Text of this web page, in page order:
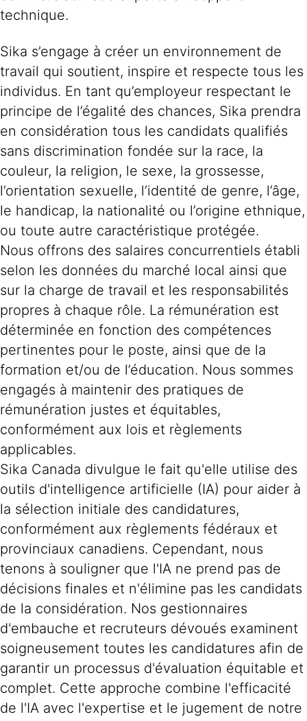
technique.
Sika s’engage à créer un environnement de
travail qui soutient, inspire et respecte tous les
individus. En tant qu’employeur respectant le
principe de l’égalité des chances, Sika prendra
en considération tous les candidats qualifiés
sans discrimination fondée sur la race, la
couleur, la religion, le sexe, la grossesse,
l’orientation sexuelle, l’identité de genre, l’âge,
le handicap, la nationalité ou l’origine ethnique,
ou toute autre caractéristique protégée.
Nous offrons des salaires concurrentiels établi
selon les données du marché local ainsi que
sur la charge de travail et les responsabilités
propres à chaque rôle. La rémunération est
déterminée en fonction des compétences
pertinentes pour le poste, ainsi que de la
formation et/ou de l’éducation. Nous sommes
engagés à maintenir des pratiques de
rémunération justes et équitables,
conformément aux lois et règlements
applicables.
Sika Canada divulgue le fait qu'elle utilise des
outils d'intelligence artificielle (IA) pour aider à
la sélection initiale des candidatures,
conformément aux règlements fédéraux et
provinciaux canadiens. Cependant, nous
tenons à souligner que l'IA ne prend pas de
décisions finales et n'élimine pas les candidats
de la considération. Nos gestionnaires
d'embauche et recruteurs dévoués examinent
soigneusement toutes les candidatures afin de
garantir un processus d'évaluation équitable et
complet. Cette approche combine l'efficacité
de l'IA avec l'expertise et le jugement de notre